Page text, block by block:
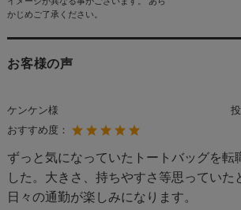
かじめご了承ください。
お客様の声
ケンケン様
おすすめ度：
ずっと気になっていたトートバッグを転
した。大きさ、持ちやすさ等思っていた
日々の通勤が楽しみになります。